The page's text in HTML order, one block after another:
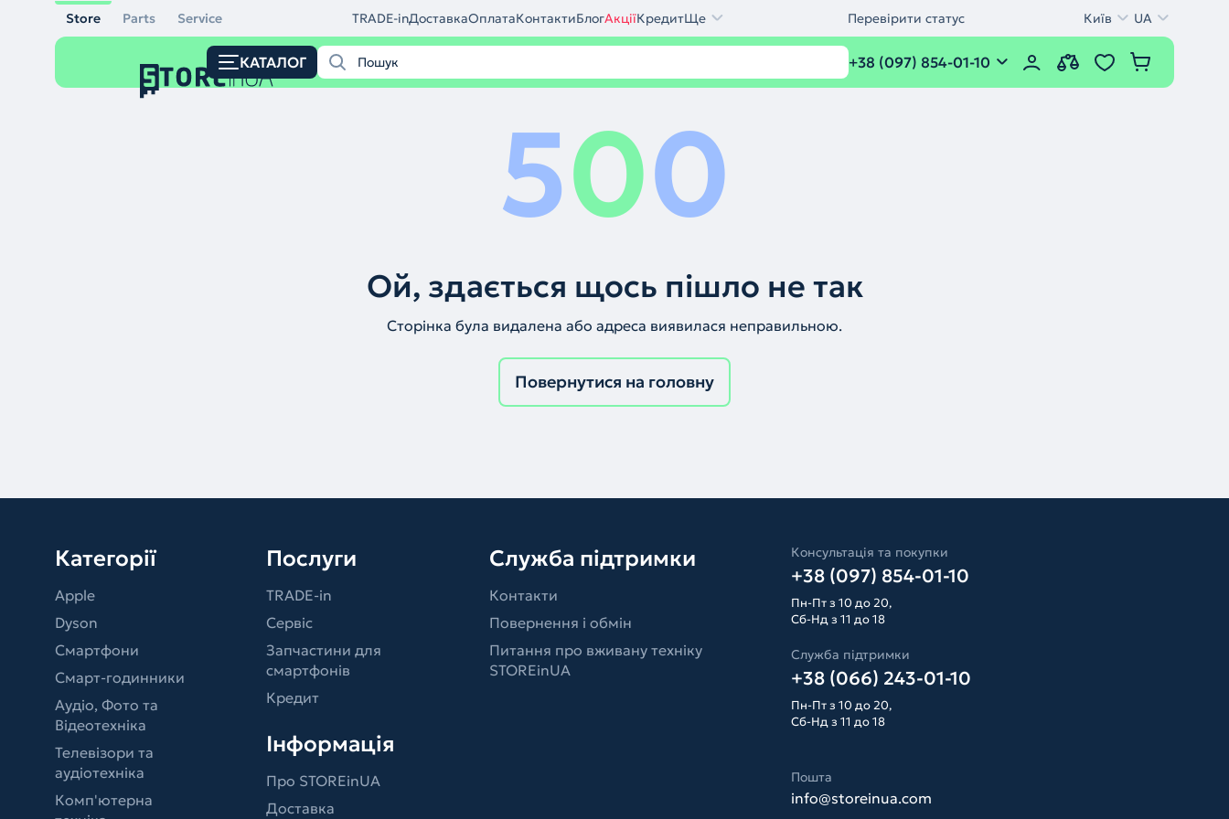
Store Parts Service TRADE-inДоставкаОплатаКонтактиБлогАкціїКредитЩе Перевірити статус Київ UA
КАТАЛОГ +38 (097) 854-01-10
500
Ой, здається щось пішло не так
Сторінка була видалена або адреса виявилася неправильною.
Повернутися на головну
Категорії
Apple
Dyson
Смартфони
Смарт-годинники
Аудіо, Фото та
Відеотехніка
Телевізори та
аудіотехніка
Комп'ютерна
Послуги
TRADE-in
Сервіс
Запчастини для
смартфонів
Кредит
Інформація
Про STOREinUA
Доставка
Служба підтримки
Контакти
Повернення і обмін
Питання про вживану техніку
STOREinUA
Консультація та покупки
+38 (097) 854-01-10
Пн-Пт з 10 до 20,
Сб-Нд з 11 до 18
Служба підтримки
+38 (066) 243-01-10
Пн-Пт з 10 до 20,
Сб-Нд з 11 до 18
Пошта
info@storeinua.com